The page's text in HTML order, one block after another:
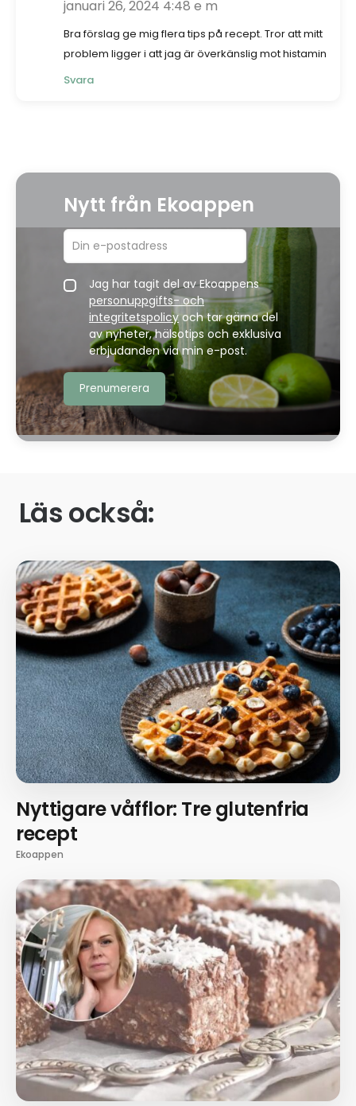
januari 26, 2024 4:48 e m
Bra förslag ge mig flera tips på recept. Tror att mitt
problem ligger i att jag är överkänslig mot histamin
Svara
Nytt från Ekoappen
Jag har tagit del av Ekoappens
personuppgifts- och
integritetspolicyoch tar gärna del
av nyheter, hälsotips och exklusiva
erbjudanden via min e-post.
Läs också:
Nyttigare våfflor: Tre glutenfria
recept
Ekoappen